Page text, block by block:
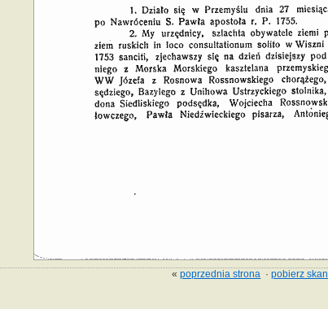
«poprzednia strona ·pobierz skan